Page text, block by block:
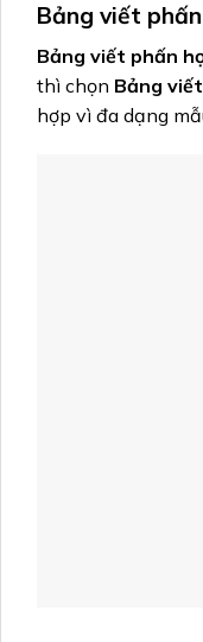
Bảng viết
Bảng viết phấn
thì chọn Bảng
hợp vì đa dạng